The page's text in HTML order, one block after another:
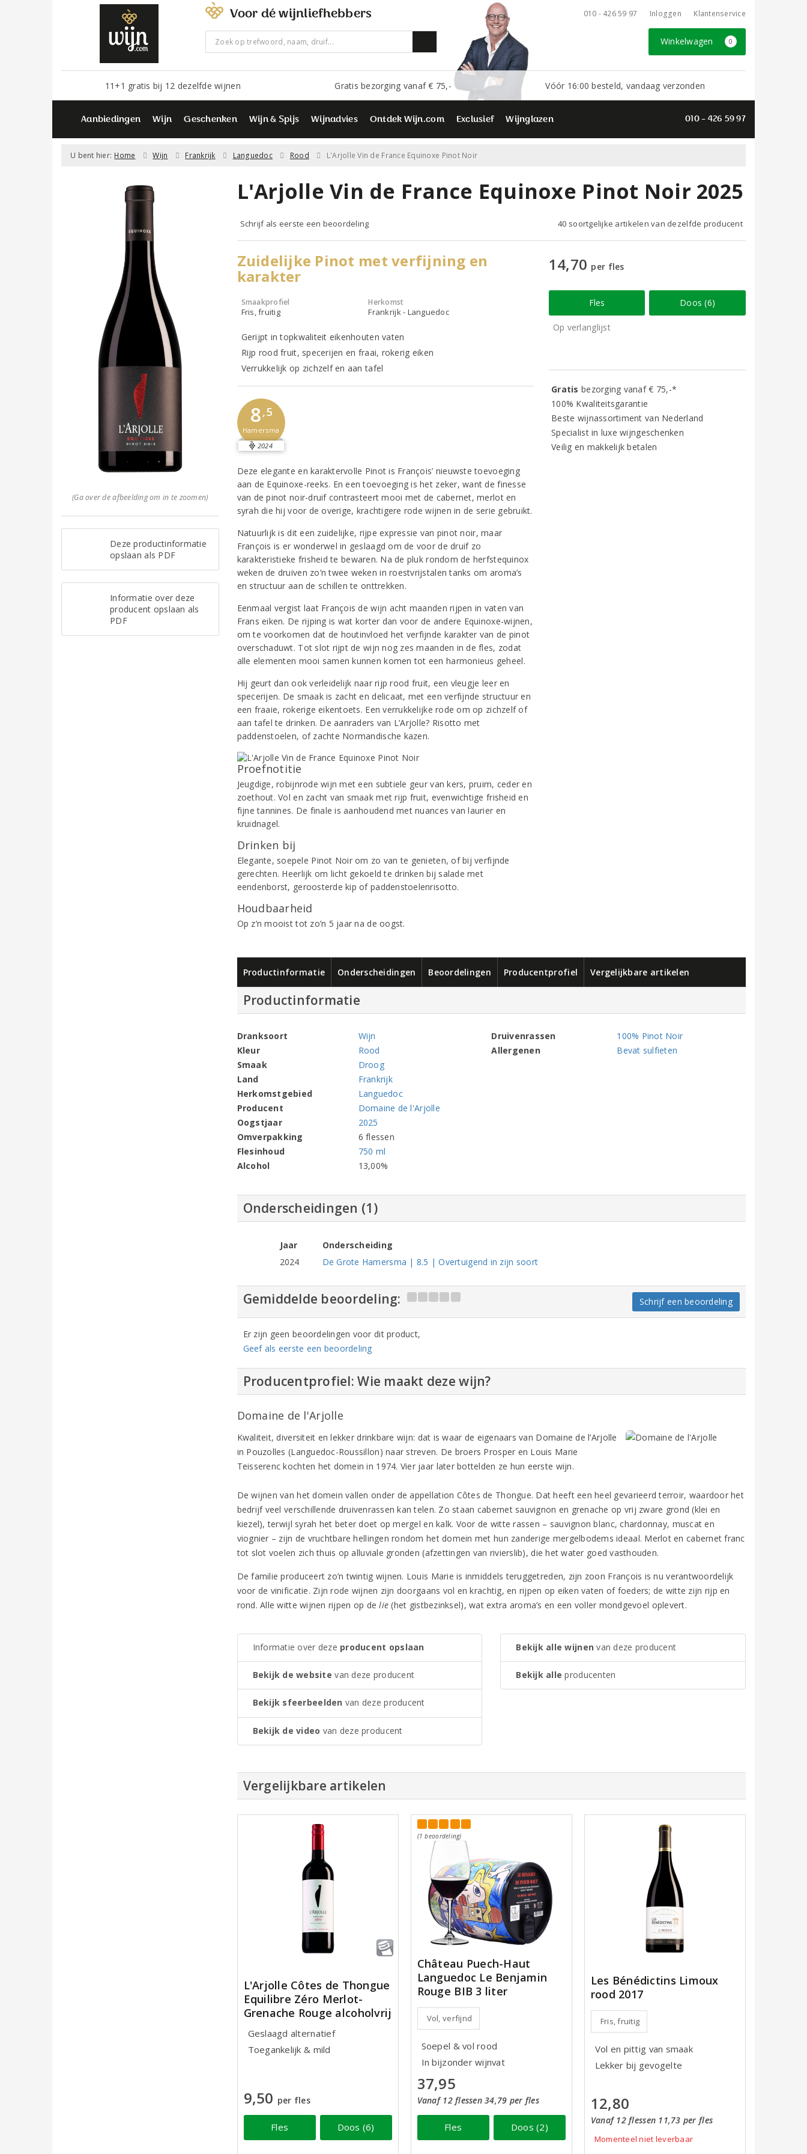
Voor dé wijnliefhebbers 010 - 426 59 97 Inloggen Klantenservice
Winkelwagen 0
11+1 gratis bij 12 dezelfde wijnen Gratis bezorging vanaf € 75,- Vóór 16:00 besteld, vandaag verzonden
Aanbiedingen Wijn Geschenken Wijn & Spijs Wijnadvies Ontdek Wijn.com Exclusief Wijnglazen 010 - 426 59 97
U bent hier: Home Wijn Frankrijk Languedoc Rood L'Arjolle Vin de France Equinoxe Pinot Noir
(Ga over de afbeelding om in te zoomen)
Deze productinformatie
opslaan als PDF
Informatie over deze
producent opslaan als
PDF
L'Arjolle Vin de France Equinoxe Pinot Noir 2025
Schrijf als eerste een beoordeling 40 soortgelijke artikelen van dezelfde producent
Zuidelijke Pinot met verfijning en
karakter
Smaakprofiel
Fris, fruitig
Herkomst
Frankrijk - Languedoc
Gerijpt in topkwaliteit eikenhouten vaten
Rijp rood fruit, specerijen en fraai, rokerig eiken
Verrukkelijk op zichzelf en aan tafel
8,5
Hamersma
2024
Deze elegante en karaktervolle Pinot is François’ nieuwste toevoeging
aan de Equinoxe-reeks. En een toevoeging is het zeker, want de finesse
van de pinot noir-druif contrasteert mooi met de cabernet, merlot en
syrah die hij voor de overige, krachtigere rode wijnen in de serie gebruikt.
Natuurlijk is dit een zuidelijke, rijpe expressie van pinot noir, maar
François is er wonderwel in geslaagd om de voor de druif zo
karakteristieke frisheid te bewaren. Na de pluk rondom de herfstequinox
weken de druiven zo’n twee weken in roestvrijstalen tanks om aroma’s
en structuur aan de schillen te onttrekken.
Eenmaal vergist laat François de wijn acht maanden rijpen in vaten van
Frans eiken. De rijping is wat korter dan voor de andere Equinoxe-wijnen,
om te voorkomen dat de houtinvloed het verfijnde karakter van de pinot
overschaduwt. Tot slot rijpt de wijn nog zes maanden in de fles, zodat
alle elementen mooi samen kunnen komen tot een harmonieus geheel.
Hij geurt dan ook verleidelijk naar rijp rood fruit, een vleugje leer en
specerijen. De smaak is zacht en delicaat, met een verfijnde structuur en
een fraaie, rokerige eikentoets. Een verrukkelijke rode om op zichzelf of
aan tafel te drinken. De aanraders van L’Arjolle? Risotto met
paddenstoelen, of zachte Normandische kazen.
Proefnotitie
Jeugdige, robijnrode wijn met een subtiele geur van kers, pruim, ceder en
zoethout. Vol en zacht van smaak met rijp fruit, evenwichtige frisheid en
fijne tannines. De finale is aanhoudend met nuances van laurier en
kruidnagel.
Drinken bij
Elegante, soepele Pinot Noir om zo van te genieten, of bij verfijnde
gerechten. Heerlijk om licht gekoeld te drinken bij salade met
eendenborst, geroosterde kip of paddenstoelenrisotto.
Houdbaarheid
Op z’n mooist tot zo’n 5 jaar na de oogst.
14,70 per fles
Fles Doos (6)
Op verlanglijst
Gratisbezorging vanaf € 75,-*
100% Kwaliteitsgarantie
Beste wijnassortiment van Nederland
Specialist in luxe wijngeschenken
Veilig en makkelijk betalen
Productinformatie Onderscheidingen Beoordelingen Producentprofiel Vergelijkbare artikelen
Productinformatie
Dranksoort
Wijn
Kleur
Rood
Smaak
Droog
Land
Frankrijk
Herkomstgebied
Languedoc
Producent
Domaine de l'Arjolle
Oogstjaar
2025
Omverpakking
6 flessen
Flesinhoud
750 ml
Alcohol
13,00%
Druivenrassen
100% Pinot Noir
Allergenen
Bevat sulfieten
Onderscheidingen (1)
Jaar
Onderscheiding
2024
De Grote Hamersma | 8.5 | Overtuigend in zijn soort
Gemiddelde beoordeling: Schrijf een beoordeling
Er zijn geen beoordelingen voor dit product,
Geef als eerste een beoordeling
Producentprofiel: Wie maakt deze wijn?
Domaine de l'Arjolle
Kwaliteit, diversiteit en lekker drinkbare wijn: dat is waar de eigenaars van Domaine de l’Arjolle
in Pouzolles (Languedoc-Roussillon) naar streven. De broers Prosper en Louis Marie
Teisserenc kochten het domein in 1974. Vier jaar later bottelden ze hun eerste wijn.
De wijnen van het domein vallen onder de appellation Côtes de Thongue. Dat heeft een heel gevarieerd terroir, waardoor het
bedrijf veel verschillende druivenrassen kan telen. Zo staan cabernet sauvignon en grenache op vrij zware grond (klei en
kiezel), terwijl syrah het beter doet op mergel en kalk. Voor de witte rassen – sauvignon blanc, chardonnay, muscat en
viognier – zijn de vruchtbare hellingen rondom het domein met hun zanderige mergelbodems ideaal. Merlot en cabernet franc
tot slot voelen zich thuis op alluviale gronden (afzettingen van rivierslib), die het water goed vasthouden.
De familie produceert zo’n twintig wijnen. Louis Marie is inmiddels teruggetreden, zijn zoon François is nu verantwoordelijk
voor de vinificatie. Zijn rode wijnen zijn doorgaans vol en krachtig, en rijpen op eiken vaten of foeders; de witte zijn rijp en
rond. Alle witte wijnen rijpen op delie(het gistbezinksel), wat extra aroma’s en een voller mondgevoel oplevert.
Informatie over deze producent opslaan
Bekijk de website van deze producent
Bekijk sfeerbeelden van deze producent
Bekijk de video van deze producent
Bekijk alle wijnen van deze producent
Bekijk alle producenten
Vergelijkbare artikelen
L'Arjolle Côtes de Thongue
Equilibre Zéro Merlot-
Grenache Rouge alcoholvrij
Geslaagd alternatief
Toegankelijk & mild
9,50 per fles
Fles Doos (6)
(1 beoordeling)
Château Puech-Haut
Languedoc Le Benjamin
Rouge BIB 3 liter
Vol, verfijnd
Soepel & vol rood
In bijzonder wijnvat
37,95
Vanaf 12 flessen 34,79 per fles
Fles Doos (2)
Les Bénédictins Limoux
rood 2017
Fris, fruitig
Vol en pittig van smaak
Lekker bij gevogelte
12,80
Vanaf 12 flessen 11,73 per fles
Momenteel niet leverbaar